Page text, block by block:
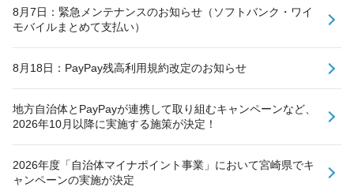
8月7日：緊急メンテナンスのお知らせ（ソフトバンク・ワイ
モバイルまとめて支払い）
8月18日：PayPay残高利用規約改定のお知らせ
地方自治体とPayPayが連携して取り組むキャンペーンなど、
2026年10月以降に実施する施策が決定！
2026年度「自治体マイナポイント事業」において宮崎県でキ
ャンペーンの実施が決定